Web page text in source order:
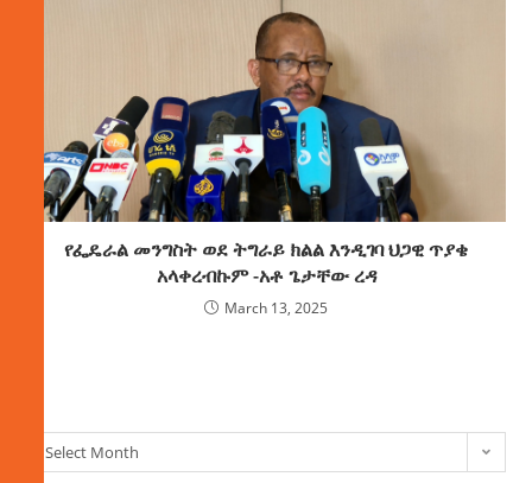
የፌዴራል መንግስት ወደ ትግራይ ክልል እንዲገባ ህጋዊ ጥያቄ
አላቀረብኩም -አቶ ጌታቸው ረዳ
March 13, 2025
Select Month